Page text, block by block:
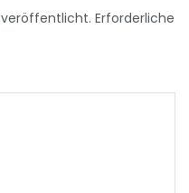
veröffentlicht. Erforderliche